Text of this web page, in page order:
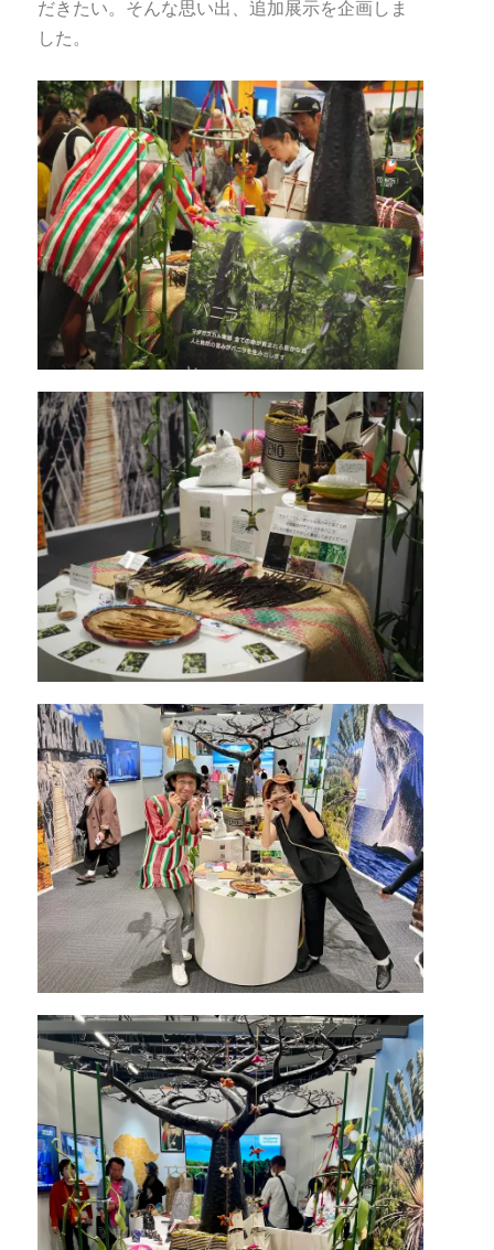
だきたい。そんな思い出、追加展示を企画しま
した。